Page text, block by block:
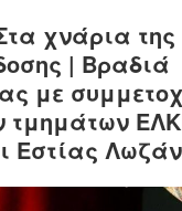
μουσική:
από
την
Άλωση
ως
σήμερα
|
χνάρια της
| Βραδιά
με
τμημάτων
Εστίας